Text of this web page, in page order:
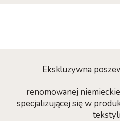
Ekskluzywna
renomowanej
specjalizującej się w